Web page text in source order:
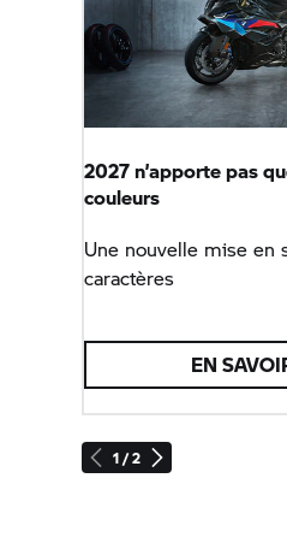
1 / 2
2027 n’apporte pas
couleurs
Une nouvelle mise en
caractères
EN